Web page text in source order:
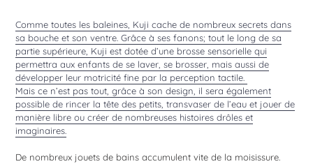
Comme toutes les baleines, Kuji cache de nombreux secrets dans
sa bouche et son ventre. Grâce à ses fanons; tout le long de sa
partie supérieure, Kuji est dotée d’une brosse sensorielle qui
permettra aux enfants de se laver, se brosser, mais aussi de
développer leur motricité fine par la perception tactile.
Mais ce n’est pas tout, grâce à son design, il sera également
possible de rincer la tête des petits, transvaser de l’eau et jouer de
manière libre ou créer de nombreuses histoires drôles et
imaginaires.
De nombreux jouets de bains accumulent vite de la moisissure.